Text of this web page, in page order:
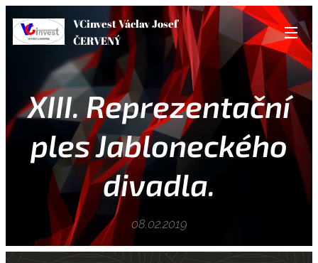
VCinvest Václav Josef
ČERVENÝ
XIII. Reprezentační
ples Jabloneckého
divadla.
08.02.2019